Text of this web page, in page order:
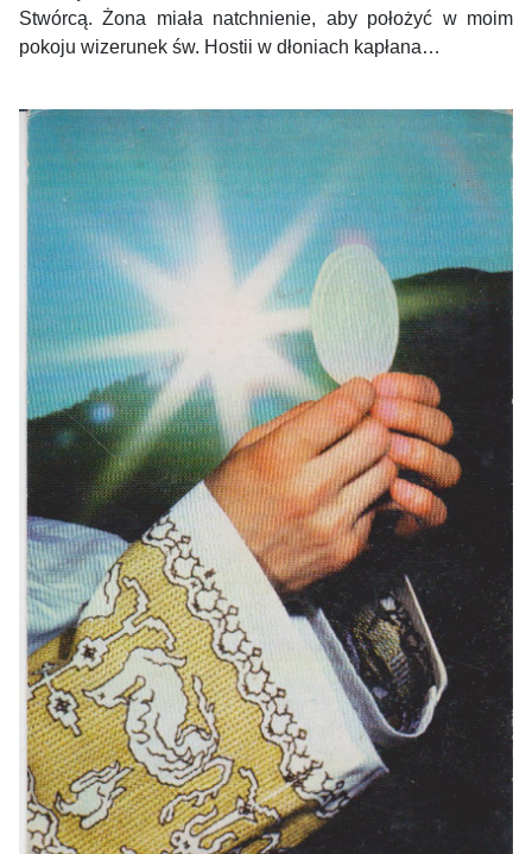
Stwórcą. Żona miała natchnienie, aby położyć w moim
pokoju wizerunek św. Hostii w dłoniach kapłana…